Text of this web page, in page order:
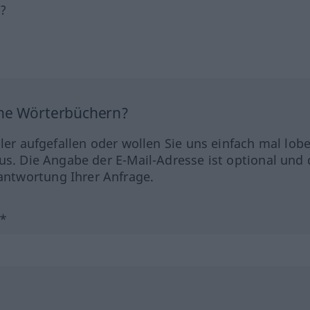
Wörterbüchern?
aufgefallen oder wollen Sie uns einfach mal
Die Angabe der E-Mail-Adresse ist optional und
Ihrer Anfrage.